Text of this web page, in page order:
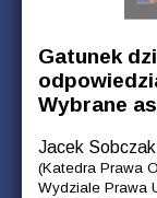
Gatunek
Wybrane
Jacek Sobczak
(Katedra Prawa
Wydziale Prawa